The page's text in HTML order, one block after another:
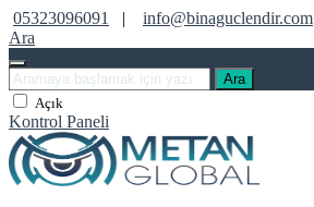
05323096091 |
info@binaguclendir.com
Ara
Ara
Açık
Kontrol Paneli